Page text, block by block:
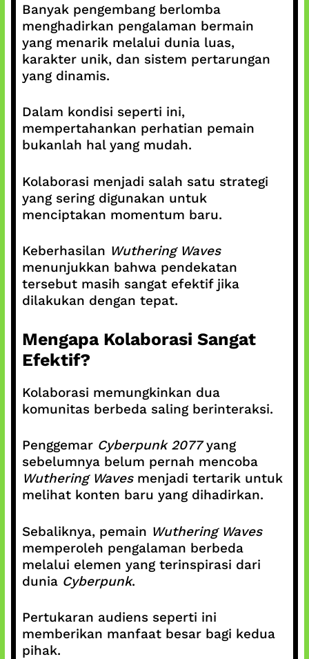
Banyak pengembang berlomba
menghadirkan pengalaman bermain
yang menarik melalui dunia luas,
karakter unik, dan sistem pertarungan
yang dinamis.
Dalam kondisi seperti ini,
mempertahankan perhatian pemain
bukanlah hal yang mudah.
Kolaborasi menjadi salah satu strategi
yang sering digunakan untuk
menciptakan momentum baru.
Keberhasilan Wuthering Waves
menunjukkan bahwa pendekatan
tersebut masih sangat efektif jika
dilakukan dengan tepat.
Mengapa Kolaborasi Sangat
Efektif?
Kolaborasi memungkinkan dua
komunitas berbeda saling berinteraksi.
Penggemar Cyberpunk 2077yang
sebelumnya belum pernah mencoba
Wuthering Wavesmenjadi tertarik untuk
melihat konten baru yang dihadirkan.
Sebaliknya, pemain Wuthering Waves
memperoleh pengalaman berbeda
melalui elemen yang terinspirasi dari
dunia Cyberpunk.
Pertukaran audiens seperti ini
memberikan manfaat besar bagi kedua
pihak.